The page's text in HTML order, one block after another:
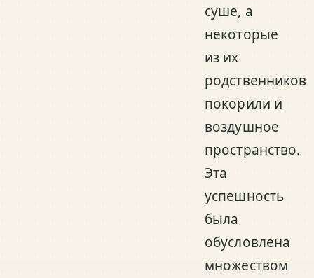
суше, а
некоторые
из их
родственников
покорили и
воздушное
пространство.
Эта
успешность
была
обусловлена
множеством